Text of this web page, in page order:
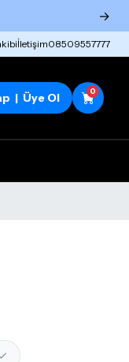
→
İletişim08509557777
| Üye Ol 0